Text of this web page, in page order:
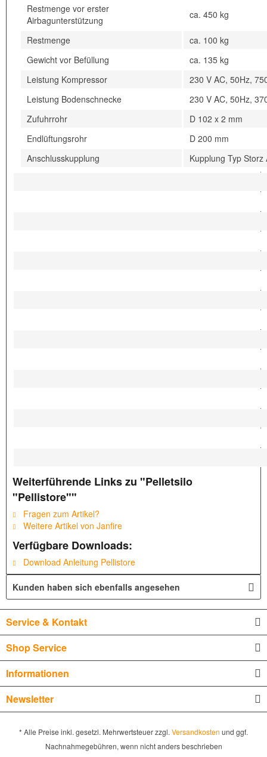
Restmenge vor erster
Airbagunterstützung
ca. 450 kg
Restmenge
ca. 100 kg
Gewicht vor Befüllung
ca. 135 kg
Leistung Kompressor
230 V AC, 50Hz,
Leistung Bodenschnecke
230 V AC, 50Hz,
Zufuhrrohr
D 102 x 2 mm
Endlüftungsrohr
D 200 mm
Anschlusskupplung
Kupplung Typ Storz
Weiterführende Links zu "Pelletsilo
"Pellistore""
Fragen zum Artikel?
Weitere Artikel von Janfire
Verfügbare Downloads:
Download Anleitung Pellistore
Kunden haben sich ebenfalls angesehen
Service & Kontakt
Shop Service
Informationen
Newsletter
* Alle Preise inkl. gesetzl. Mehrwertsteuer zzgl. Versandkosten und ggf.
Nachnahmegebühren, wenn nicht anders beschrieben